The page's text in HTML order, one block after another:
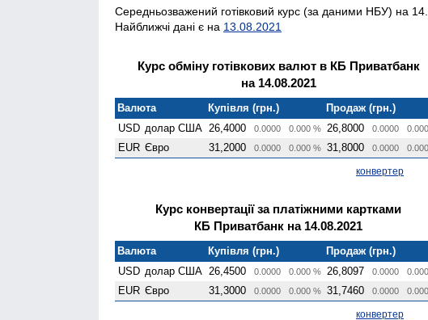
Середньозважений готівковий курс (за даними НБУ) на
Найближчі дані є на 13.08.2021
Курс обміну готівкових валют в КБ Приватбанк
на 14.08.2021
Валюта Купівля (грн.)
Продаж (грн.)
USD долар США 26,4000 0.0000 0.000 % 26,8000 0.0000
EUR Євро 31,2000 0.0000 0.000 % 31,8000 0.0000
конвертер
Курс конвертації за платіжними картками
КБ Приватбанк на 14.08.2021
Валюта Купівля (грн.)
Продаж (грн.)
USD долар США 26,4500 0.0000 0.000 % 26,8097 0.0000
EUR Євро 31,3000 0.0000 0.000 % 31,7460 0.0000
конвертер